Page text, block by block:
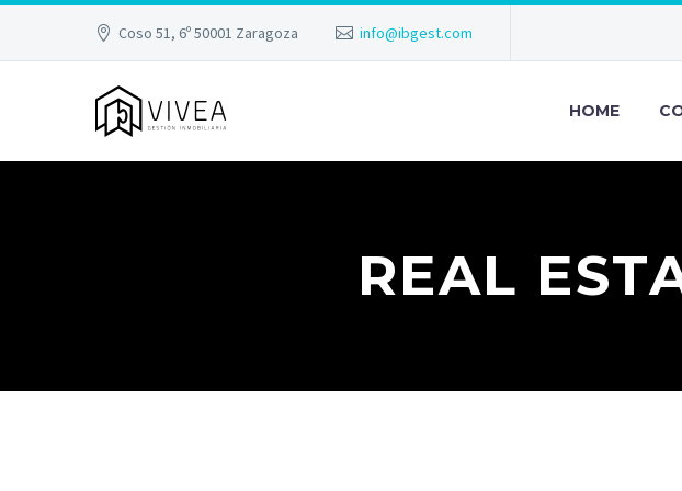
Coso 51, 6º 50001 Zaragoza info@ibgest.com
HOME
REAL